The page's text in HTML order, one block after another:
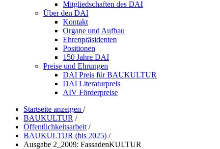
Mitgliedschaften des DAI
Über den DAI
Kontakt
Organe und Aufbau
Ehrenpräsidenten
Positionen
150 Jahre DAI
Preise und Ehrungen
DAI Preis für BAUKULTUR
DAI Literaturpreis
AIV Förderpreise
Startseite anzeigen /
BAUKULTUR /
Öffentlichkeitsarbeit /
BAUKULTUR (bis 2025) /
Ausgabe 2_2009: FassadenKULTUR